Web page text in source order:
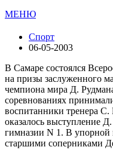
МЕНЮ
Спорт
06-05-2003
В Самаре состоялся
на призы заслуженного
чемпиона мира Д.
соревнованиях
воспитанники тренера
оказалось выступление
гимназии N 1. В упорной
старшими соперниками